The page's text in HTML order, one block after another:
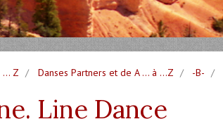
... Z Danses Partners et de A ... à ...Z -B-
Line Dance